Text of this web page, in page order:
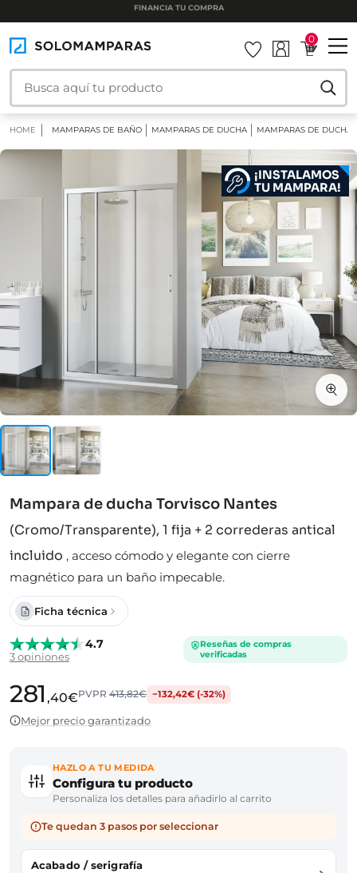
INSTALAMOS TU MAMPARA
0
HOME MAMPARAS DE BAÑO MAMPARAS DE DUCHA MAMPARAS DE DUCHA
¡INSTALAMOS
TU MAMPARA!
Mampara de ducha Torvisco Nantes
(Cromo/Transparente), 1 fija + 2 correderas antical
incluido , acceso cómodo y elegante con cierre
magnético para un baño impecable.
Ficha técnica
4.7
3 opiniones
Reseñas de compras
verificadas
281 ,40€PVPR413,82€ −132,42€ (-32%)
Mejor precio garantizado
HAZLO A TU MEDIDA
Configura tu producto
Personaliza los detalles para añadirlo al carrito
Te quedan 3 pasos por seleccionar
Acabado / serigrafía